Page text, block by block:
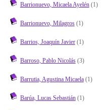
Barrionuevo, Micaela Ayelén(1)
Barrionuevo, Milagros(1)
Barrios, Joaquín Javier(1)
Barroso, Pablo Nicolás(3)
Barrutia, Agustina Micaela(1)
Barúa, Lucas Sebastián(1)